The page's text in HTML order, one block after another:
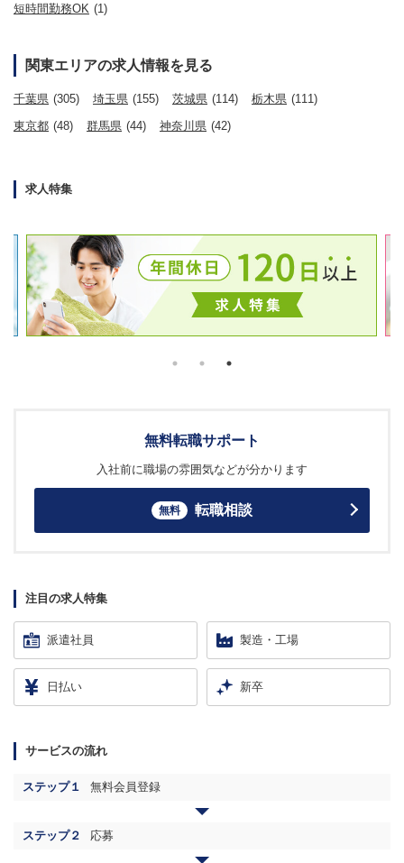
短時間勤務OK (1)
関東エリアの求人情報を見る
千葉県 (305) 埼玉県 (155) 茨城県 (114) 栃木県 (111)
東京都 (48) 群馬県 (44) 神奈川県 (42)
求人特集
無料転職サポート
入社前に職場の雰囲気などが分かります
無料 転職相談
注目の求人特集
派遣社員 製造・工場
日払い 新卒
サービスの流れ
ステップ１ 無料会員登録
ステップ２ 応募